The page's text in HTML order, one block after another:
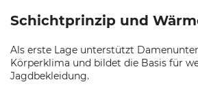
Schichtprinzip und
Als erste Lage unterstützt
Körperklima und bildet die Basis für
Jagdbekleidung.